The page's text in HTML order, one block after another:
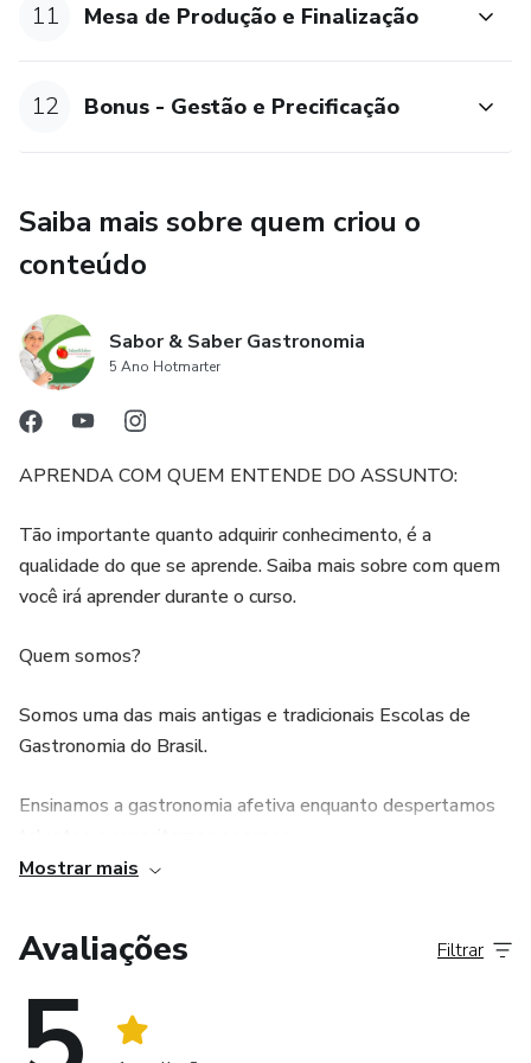
11 Mesa de Produção e Finalização
12 Bonus - Gestão e Precificação
Saiba mais sobre quem criou o
conteúdo
Sabor & Saber Gastronomia
5 Ano Hotmarter
APRENDA COM QUEM ENTENDE DO ASSUNTO:
Tão importante quanto adquirir conhecimento, é a
qualidade do que se aprende. Saiba mais sobre com quem
você irá aprender durante o curso.
Quem somos?
Somos uma das mais antigas e tradicionais Escolas de
Gastronomia do Brasil.
Ensinamos a gastronomia afetiva enquanto despertamos
Hoje, a Sabor & Saber Gastronomia possuí alta reputação
Mostrar mais
Avaliações Filtrar